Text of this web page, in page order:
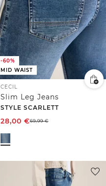
-60%
MID WAIST
CECIL
Slim Leg Jeans
STYLE SCARLETT
28,00 €69,99€